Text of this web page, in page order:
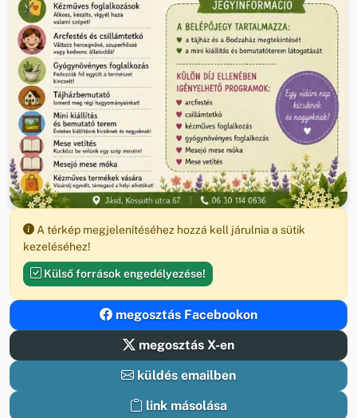
A térkép megjelenítéséhez hozzá kell járulnia a sütik
kezeléséhez!
Külső források engedélyezése!
megosztás Facebookon
megosztás X-en
küldés emailben
link másolása